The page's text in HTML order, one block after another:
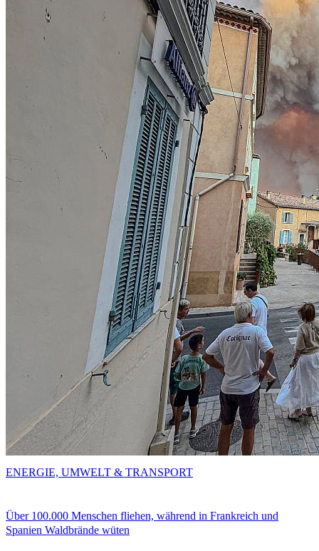
Über 100.000 Menschen fliehen, während in Frankreich und
Spanien Waldbrände wüten
ENERGIE, UMWELT & TRANSPORT